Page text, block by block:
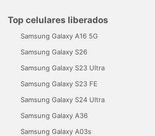
Top celulares liberados
Samsung Galaxy A16 5G
Samsung Galaxy S26
Samsung Galaxy S23 Ultra
Samsung Galaxy S23 FE
Samsung Galaxy S24 Ultra
Samsung Galaxy A36
Samsung Galaxy A03s